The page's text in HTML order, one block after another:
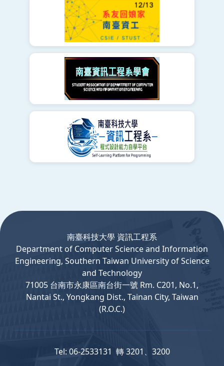
南臺科技大學 資訊工程系
Departmentof ComputerScience and Information
Engineering, Southern Taiwan University of Science
and Technology
71005 台南市永康區南台街一號 Rm. C201, No.1,
Nantai St., Yongkang Dist., Tainan City, Taiwan
(R.O.C.)
Tel: 06-2533131 轉 3201、3200